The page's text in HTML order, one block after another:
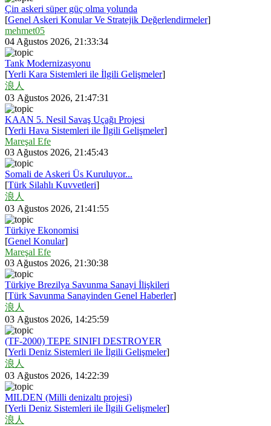
Çin askeri süper güç olma yolunda
[Genel Askeri Konular Ve Stratejik Değerlendirmeler]
mehmet05
04 Ağustos 2026, 21:33:34
Tank Modernizasyonu
[Yerli Kara Sistemleri ile İlgili Gelişmeler]
浪人
03 Ağustos 2026, 21:47:31
KAAN 5. Nesil Savaş Uçağı Projesi
[Yerli Hava Sistemleri ile İlgili Gelişmeler]
Mareşal Efe
03 Ağustos 2026, 21:45:43
Somali de Askeri Üs Kuruluyor...
[Türk Silahlı Kuvvetleri]
浪人
03 Ağustos 2026, 21:41:55
Türkiye Ekonomisi
[Genel Konular]
Mareşal Efe
03 Ağustos 2026, 21:30:38
Türkiye Brezilya Savunma Sanayi İlişkileri
[Türk Savunma Sanayinden Genel Haberler]
浪人
03 Ağustos 2026, 14:25:59
(TF-2000) TEPE SINIFI DESTROYER
[Yerli Deniz Sistemleri ile İlgili Gelişmeler]
浪人
03 Ağustos 2026, 14:22:39
MILDEN (Milli denizaltı projesi)
[Yerli Deniz Sistemleri ile İlgili Gelişmeler]
浪人